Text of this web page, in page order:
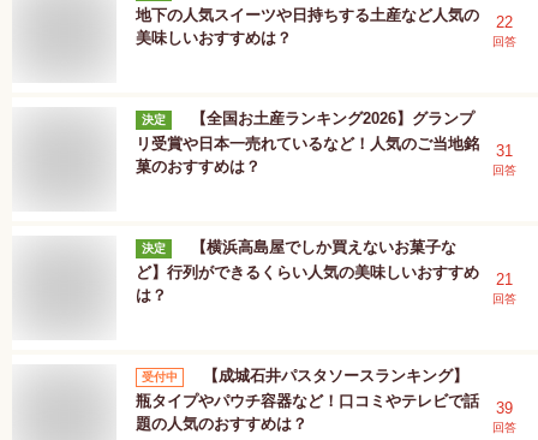
地下の人気スイーツや日持ちする土産など人気の
美味しいおすすめは？
22
回答
決定
【全国お土産ランキング2026】グランプ
リ受賞や日本一売れているなど！人気のご当地銘
菓のおすすめは？
31
回答
決定
【横浜高島屋でしか買えないお菓子な
ど】行列ができるくらい人気の美味しいおすすめ
は？
21
回答
受付中
【成城石井パスタソースランキング】
瓶タイプやパウチ容器など！口コミやテレビで話
題の人気のおすすめは？
39
回答